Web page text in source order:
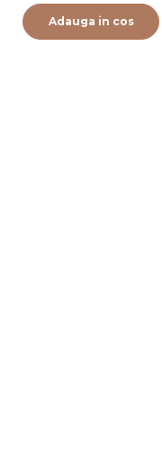
Adauga in cos